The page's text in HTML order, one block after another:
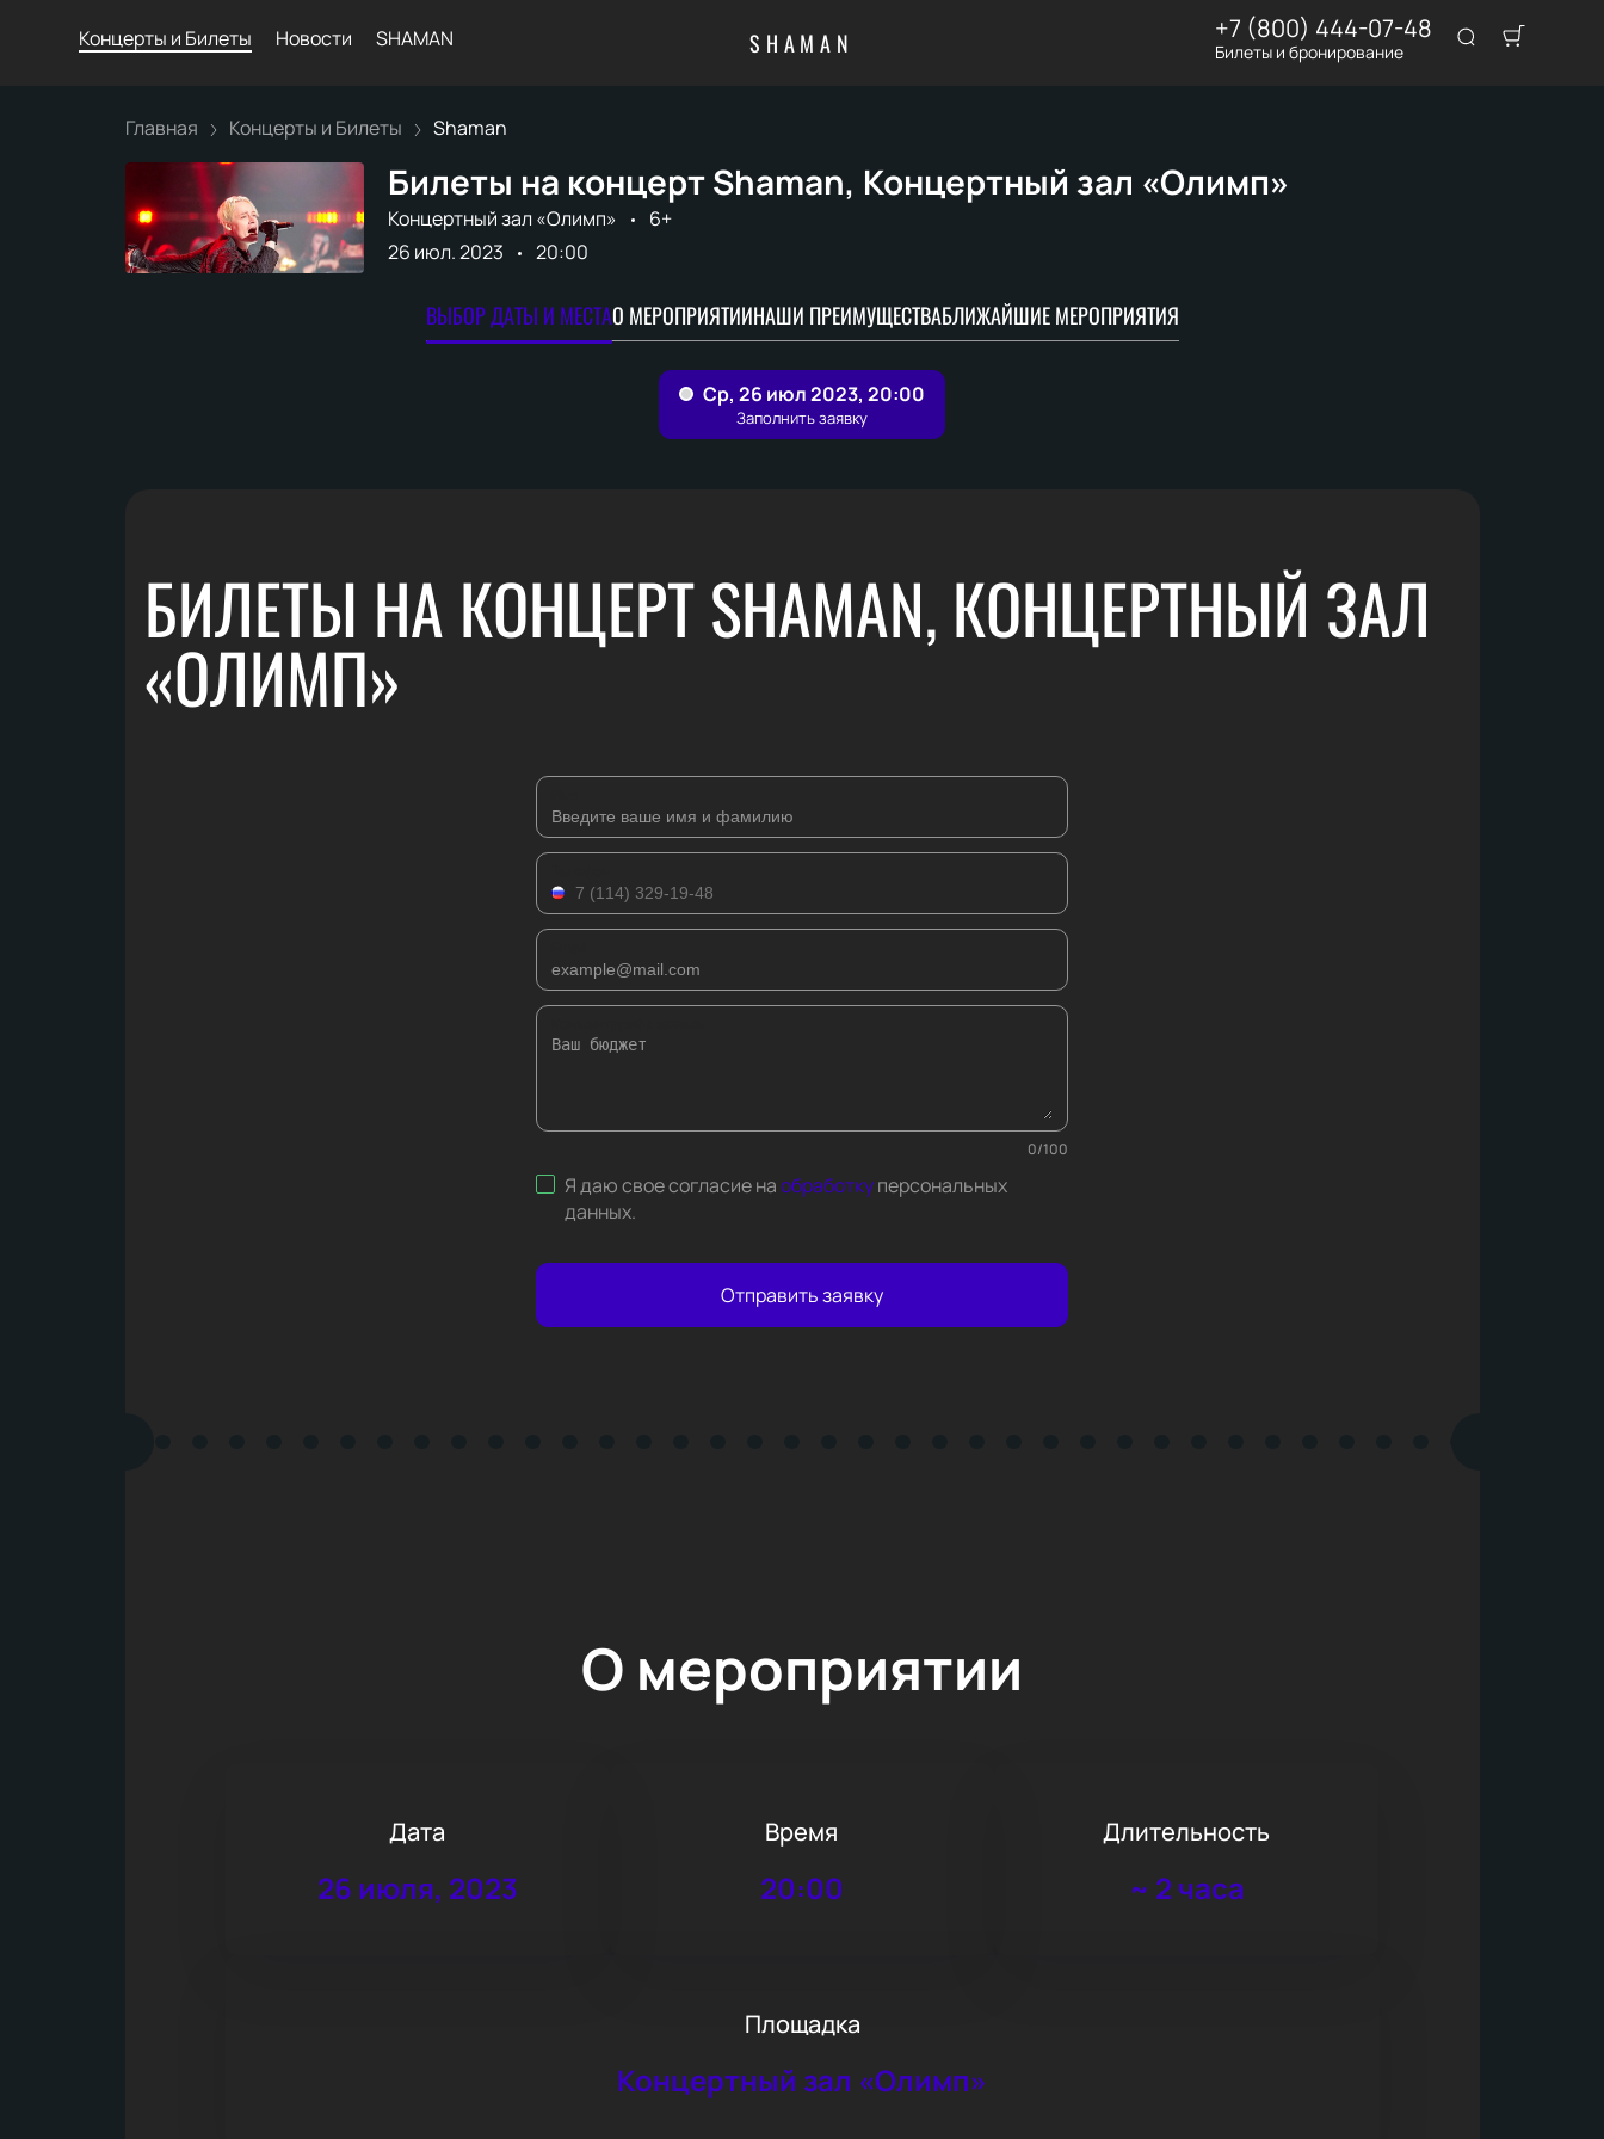
SHAMAN
Концерты и Билеты Новости SHAMAN +7 (800) 444-07-48
Билеты и бронирование
Главная Концерты и Билеты Shaman
Билеты на концерт Shaman, Концертный зал «Олимп»
Концертный зал «Олимп»
6+
26 июл. 2023
20:00
ВЫБОР ДАТЫ И МЕСТАО МЕРОПРИЯТИИНАШИ ПРЕИМУЩЕСТВАБЛИЖАЙШИЕ МЕРОПРИЯТИЯ
БИЛЕТЫ НА КОНЦЕРТ SHAMAN, КОНЦЕРТНЫЙ ЗАЛ
«ОЛИМП»
0/100
Я даю свое согласие наобработкуперсональных
данных.
Отправить заявку
О мероприятии
Дата
26 июля, 2023
Время
20:00
Длительность
~ 2 часа
Площадка
Концертный зал «Олимп»